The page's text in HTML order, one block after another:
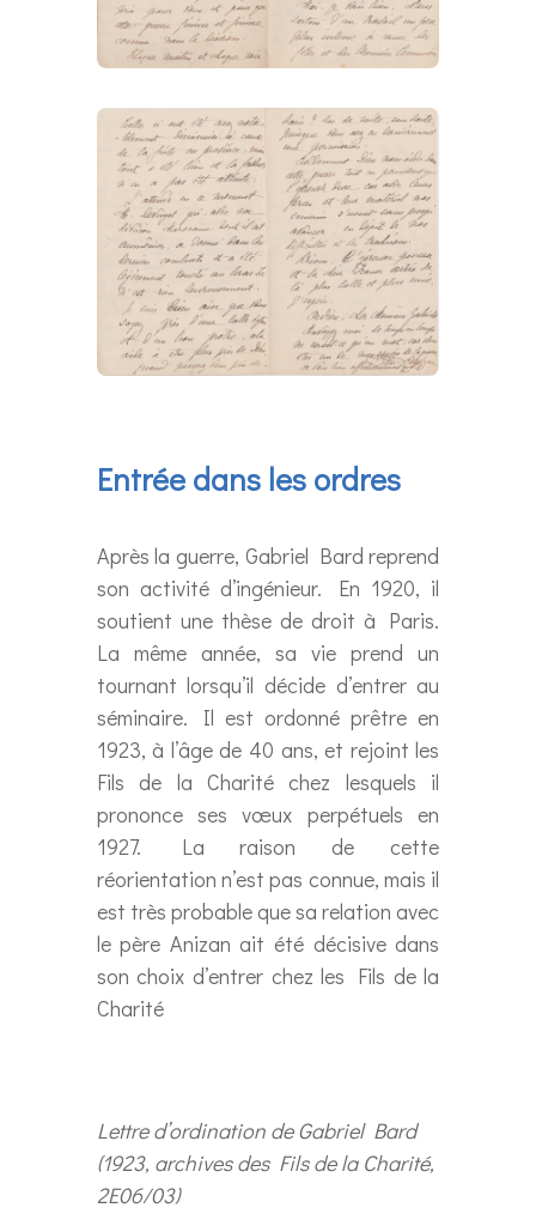
Entrée dans les ordres
Après la guerre, Gabriel Bard reprend
son activité d’ingénieur. En 1920, il
soutient une thèse de droit à Paris.
La même année, sa vie prend un
tournant lorsqu’il décide d’entrer au
séminaire. Il est ordonné prêtre en
1923, à l’âge de 40 ans, et rejoint les
Fils de la Charité chez lesquels il
prononce ses vœux perpétuels en
1927. La raison de cette
réorientation n’est pas connue, mais il
est très probable que sa relation avec
le père Anizan ait été décisive dans
son choix d’entrer chez les Fils de la
Charité
Lettre d’ordination de Gabriel Bard
(1923, archives des Fils de la Charité,
2E06/03)